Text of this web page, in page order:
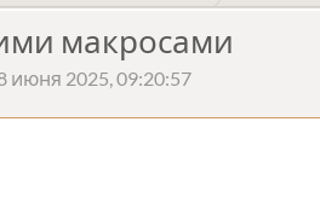
макросами
июня 2025, 09:20:57